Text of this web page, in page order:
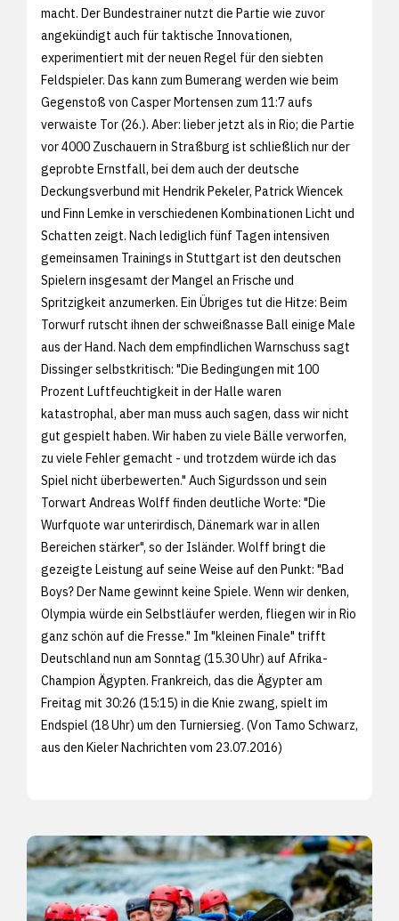
macht. Der Bundestrainer nutzt die Partie wie zuvor
angekündigt auch für taktische Innovationen,
experimentiert mit der neuen Regel für den siebten
Feldspieler. Das kann zum Bumerang werden wie beim
Gegenstoß von Casper Mortensen zum 11:7 aufs
verwaiste Tor (26.). Aber: lieber jetzt als in Rio; die Partie
vor 4000 Zuschauern in Straßburg ist schließlich nur der
geprobte Ernstfall, bei dem auch der deutsche
Deckungsverbund mit Hendrik Pekeler, Patrick Wiencek
und Finn Lemke in verschiedenen Kombinationen Licht und
Schatten zeigt. Nach lediglich fünf Tagen intensiven
gemeinsamen Trainings in Stuttgart ist den deutschen
Spielern insgesamt der Mangel an Frische und
Spritzigkeit anzumerken. Ein Übriges tut die Hitze: Beim
Torwurf rutscht ihnen der schweißnasse Ball einige Male
aus der Hand. Nach dem empfindlichen Warnschuss sagt
Dissinger selbstkritisch: "Die Bedingungen mit 100
Prozent Luftfeuchtigkeit in der Halle waren
katastrophal, aber man muss auch sagen, dass wir nicht
gut gespielt haben. Wir haben zu viele Bälle verworfen,
zu viele Fehler gemacht - und trotzdem würde ich das
Spiel nicht überbewerten." Auch Sigurdsson und sein
Torwart Andreas Wolff finden deutliche Worte: "Die
Wurfquote war unterirdisch, Dänemark war in allen
Bereichen stärker", so der Isländer. Wolff bringt die
gezeigte Leistung auf seine Weise auf den Punkt: "Bad
Boys? Der Name gewinnt keine Spiele. Wenn wir denken,
Olympia würde ein Selbstläufer werden, fliegen wir in Rio
ganz schön auf die Fresse." Im "kleinen Finale" trifft
Deutschland nun am Sonntag (15.30 Uhr) auf Afrika-
Champion Ägypten. Frankreich, das die Ägypter am
Freitag mit 30:26 (15:15) in die Knie zwang, spielt im
Endspiel (18 Uhr) um den Turniersieg. (Von Tamo Schwarz,
aus den Kieler Nachrichten vom 23.07.2016)